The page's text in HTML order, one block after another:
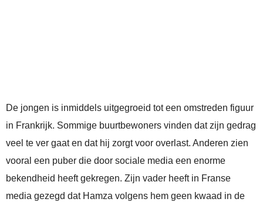
De jongen is inmiddels uitgegroeid tot een omstreden figuur
in Frankrijk. Sommige buurtbewoners vinden dat zijn gedrag
veel te ver gaat en dat hij zorgt voor overlast. Anderen zien
vooral een puber die door sociale media een enorme
bekendheid heeft gekregen. Zijn vader heeft in Franse
media gezegd dat Hamza volgens hem geen kwaad in de